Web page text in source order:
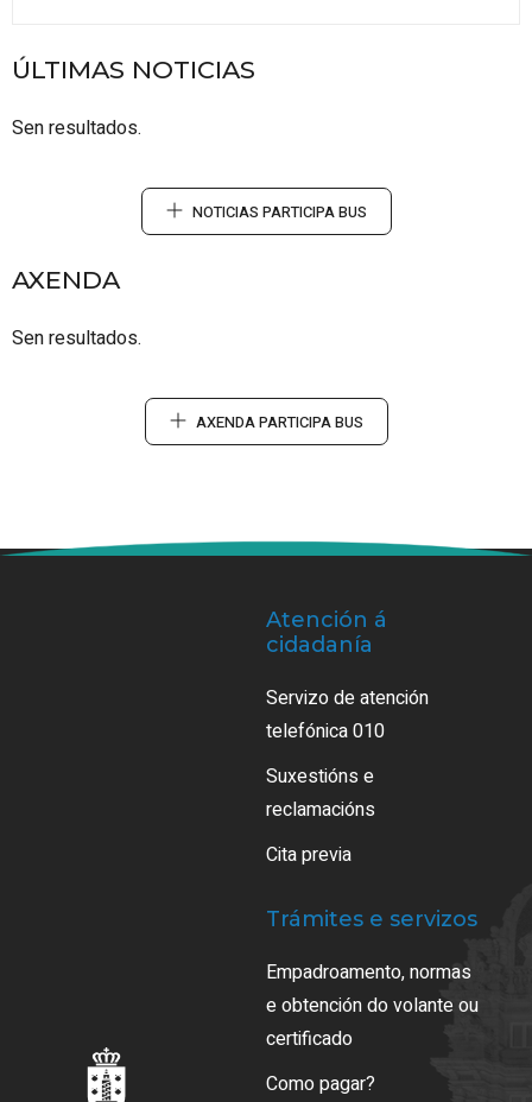
ÚLTIMAS NOTICIAS
Sen resultados.
NOTICIAS PARTICIPA BUS
AXENDA
Sen resultados.
AXENDA PARTICIPA BUS
Atención á
cidadanía
Servizo de atención
telefónica 010
Suxestións e
reclamacións
Cita previa
Trámites e servizos
Empadroamento, normas
e obtención do volante ou
certificado
Como pagar?